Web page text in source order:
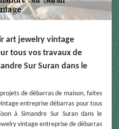
art jewelry vintage
tous vos travaux de
Sur Suran dans le
de débarras de maison, faites
entreprise débarras pour tous
à Simandre Sur Suran dans le
vintage entreprise de débarras